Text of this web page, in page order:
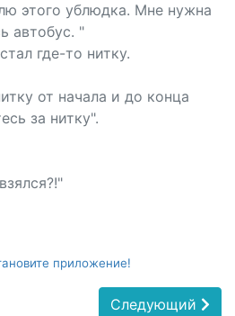
этого ублюдка. Мне нужна
автобус. "
где-то нитку.
от начала и до конца
за нитку".
приложение!
Следующий